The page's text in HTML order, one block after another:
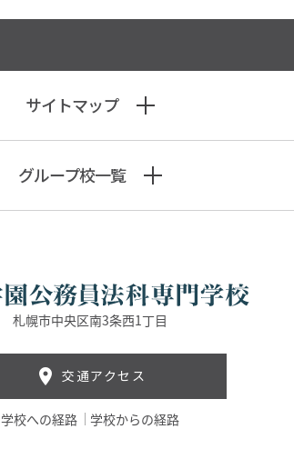
サイトマップ
グループ校一覧
札幌市中央区南3条西1丁目
交通アクセス
学校への経路 学校からの経路